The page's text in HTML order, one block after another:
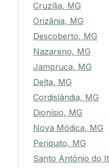
Cruzília, MG
Orizânia, MG
Descoberto, MG
Nazareno, MG
Jampruca, MG
Delta, MG
Cordislândia, MG
Dionísio, MG
Nova Módica, MG
Periquito, MG
Santo Antônio do